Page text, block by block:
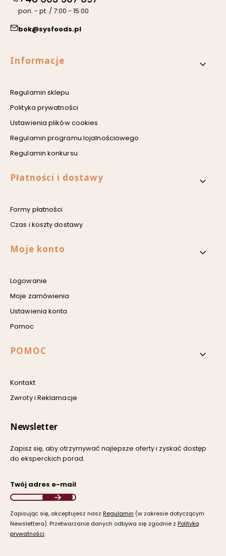
pon. - pt. / 7:00 - 15:00
bok@sysfoods.pl
Linki w stopce
Informacje
Regulamin sklepu
Polityka prywatności
Ustawienia plików cookies
Regulamin programu lojalnościowego
Regulamin konkursu
Płatności i dostawy
Formy płatności
Czas i koszty dostawy
Moje konto
Logowanie
Moje zamówienia
Ustawienia konta
Pomoc
POMOC
Kontakt
Zwroty i Reklamacje
Newsletter
Zapisz się, aby otrzymywać najlepsze oferty i zyskać dostęp
do eksperckich porad.
Twój adres e-mail
Zapisując się, akceptujesz nasz ​ Regulamin ​​​ (w zakresie dotyczącym
Newslettera). Przetwarzanie danych odbywa się zgodnie z ​ Polityką
prywatności​​​.